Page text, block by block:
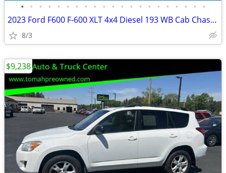
• • • • • • • • • • • • • • • • • • • • •
2023 Ford F600 F-600 XLT 4x4 Diesel 193 WB Cab Chassis Fully Loaded
8/3
$9,238